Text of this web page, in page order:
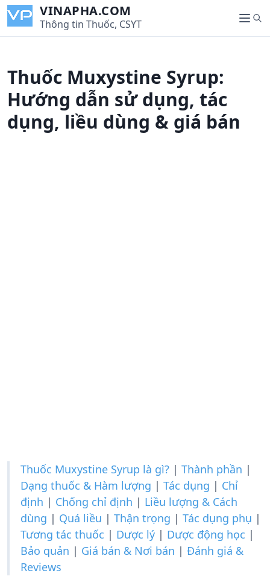
i
VINAPHA.COM
Thông tin Thuốc, CSYT
M
e
S
e
Thuốc Muxystine Syrup:
Hướng dẫn sử dụng, tác
dụng, liều dùng & giá bán
Thuốc Muxystine Syrup là gì? | Thành phần |
Dạng thuốc & Hàm lượng | Tác dụng | Chỉ
định | Chống chỉ định | Liều lượng & Cách
dùng | Quá liều | Thận trọng | Tác dụng phụ |
Tương tác thuốc | Dược lý | Dược động học |
Bảo quản | Giá bán & Nơi bán | Đánh giá &
Reviews